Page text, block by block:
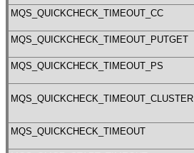
MQS_QUICKCHECK_TIMEOUT_CC
MQS_QUICKCHECK_TIMEOUT_PUTGET
MQS_QUICKCHECK_TIMEOUT_PS
MQS_QUICKCHECK_TIMEOUT_CLUSTER
MQS_QUICKCHECK_TIMEOUT